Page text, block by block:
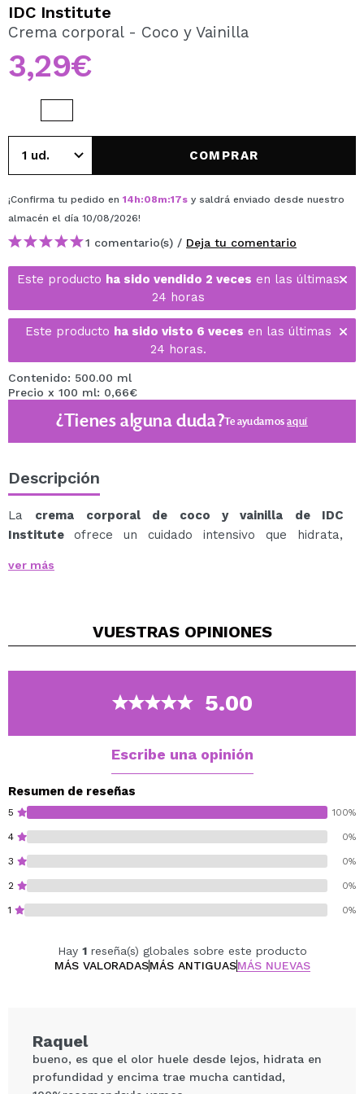
Al crear una cuenta en Maquillalia.com podrás realizar
tus compras rápidamente, revisar el estado de tus
pedidos y consultar tus operaciones anteriores.
IDC Institute
Crema corporal - Coco y Vainilla
3,29€
COMPRAR
¡Confirma tu pedido en 14h:08m:17s y saldrá enviado desde nuestro
almacén el día 10/08/2026!
1 comentario(s) / Deja tu comentario
Este producto ha sido vendido 2 veces en las últimas
24 horas
Este producto ha sido visto 6 veces en las últimas
24 horas.
Contenido: 500.00 ml
Precio x 100 ml: 0,66€
¿Tienes alguna duda?Te ayudamosaquí
Descripción
La crema corporal de coco y vainilla de IDC
Institute ofrece un cuidado intensivo que hidrata,
Gracias al aceite de coco, proporciona una hidratación
El extracto de vainilla, con sus propiedades calmantes,
confort.
Su textura ligera se absorbe rápidamente, aportando
suavidad inmediata sin dejar sensación grasa. Perfecta
El extracto de vainilla suaviza y calma la piel.
Nutre intensamente, ideal para pieles secas.
Fórmula ligera y de rápida absorción.
Aporta suavidad y confort duradero.
Consigue una piel hidratada, suave y calmada, envuelta
en el delicado aroma de coco y vainilla.
ver más
VUESTRAS OPINIONES
5.00
Escribe una opinión
Resumen de reseñas
5 100%
4 0%
3 0%
2 0%
1 0%
Hay 1reseña(s) globales sobre este producto
MÁS VALORADASMÁS ANTIGUASMÁS NUEVAS
Raquel
bueno, es que el olor huele desde lejos, hidrata en
profundidad y encima trae mucha cantidad,